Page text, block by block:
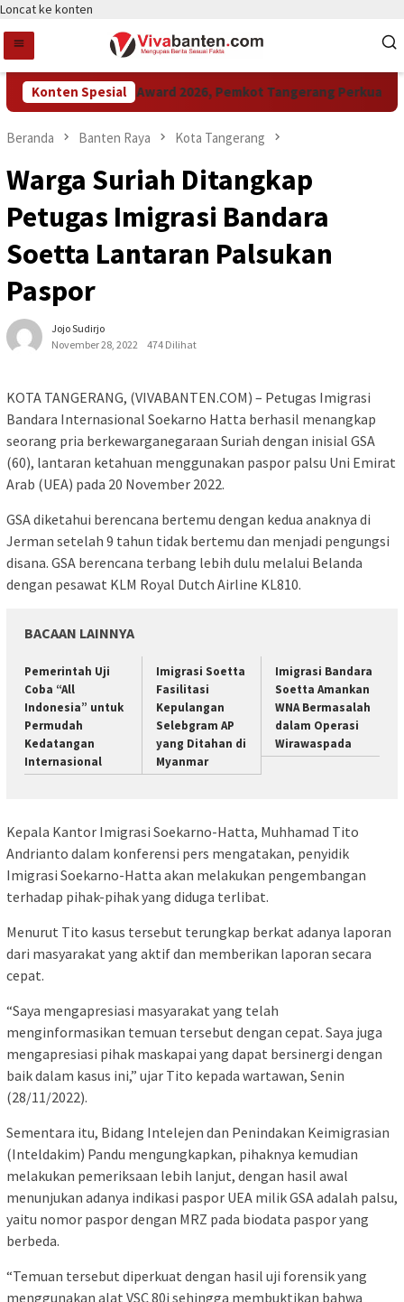
Loncat ke konten
Konten Spesial
Raih LPM Award 2026, Pemkot Tangerang Perkuat
Beranda Banten Raya Kota Tangerang
Warga Suriah Ditangkap
Petugas Imigrasi Bandara
Soetta Lantaran Palsukan
Paspor
Jojo Sudirjo
November 28, 2022
474 Dilihat
KOTA TANGERANG, (VIVABANTEN.COM) – Petugas Imigrasi
Bandara Internasional Soekarno Hatta berhasil menangkap
seorang pria berkewarganegaraan Suriah dengan inisial GSA
(60), lantaran ketahuan menggunakan paspor palsu Uni Emirat
Arab (UEA) pada 20 November 2022.
GSA diketahui berencana bertemu dengan kedua anaknya di
Jerman setelah 9 tahun tidak bertemu dan menjadi pengungsi
disana. GSA berencana terbang lebih dulu melalui Belanda
dengan pesawat KLM Royal Dutch Airline KL810.
BACAAN LAINNYA
Pemerintah Uji
Coba “All
Indonesia” untuk
Permudah
Kedatangan
Internasional
Imigrasi Soetta
Fasilitasi
Kepulangan
Selebgram AP
yang Ditahan di
Myanmar
Imigrasi Bandara
Soetta Amankan
WNA Bermasalah
dalam Operasi
Wirawaspada
Kepala Kantor Imigrasi Soekarno-Hatta, Muhhamad Tito
Andrianto dalam konferensi pers mengatakan, penyidik
Imigrasi Soekarno-Hatta akan melakukan pengembangan
terhadap pihak-pihak yang diduga terlibat.
Menurut Tito kasus tersebut terungkap berkat adanya laporan
dari masyarakat yang aktif dan memberikan laporan secara
cepat.
“Saya mengapresiasi masyarakat yang telah
menginformasikan temuan tersebut dengan cepat. Saya juga
mengapresiasi pihak maskapai yang dapat bersinergi dengan
baik dalam kasus ini,” ujar Tito kepada wartawan, Senin
(28/11/2022).
Sementara itu, Bidang Intelejen dan Penindakan Keimigrasian
(Inteldakim) Pandu mengungkapkan, pihaknya kemudian
melakukan pemeriksaan lebih lanjut, dengan hasil awal
menunjukan adanya indikasi paspor UEA milik GSA adalah palsu,
yaitu nomor paspor dengan MRZ pada biodata paspor yang
berbeda.
“Temuan tersebut diperkuat dengan hasil uji forensik yang
menggunakan alat VSC 80i sehingga membuktikan bahwa